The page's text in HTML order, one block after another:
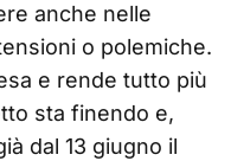
anche nelle
o polemiche.
e rende tutto più
sta finendo e,
dal 13 giugno il